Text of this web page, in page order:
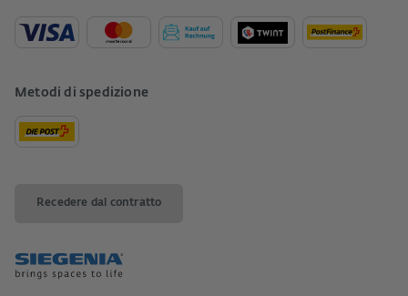
Metodi di spedizione
Recedere dal contratto